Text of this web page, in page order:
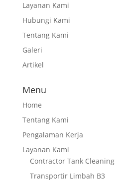
Layanan Kami
Hubungi Kami
Tentang Kami
Galeri
Artikel
Menu
Home
Tentang Kami
Pengalaman Kerja
Layanan Kami
Contractor Tank Cleaning
Transportir Limbah B3